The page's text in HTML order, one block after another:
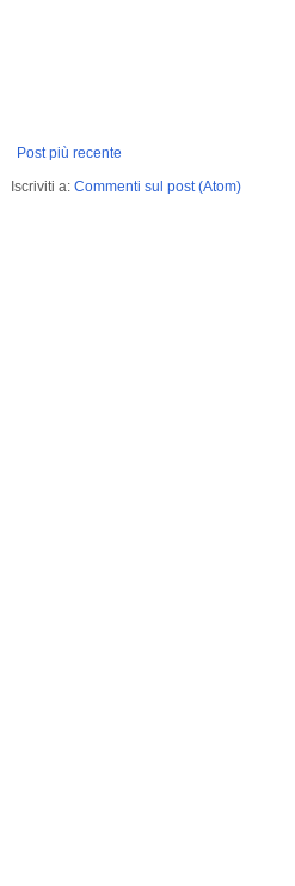
Post più recente
Iscriviti a: Commenti sul post (Atom)